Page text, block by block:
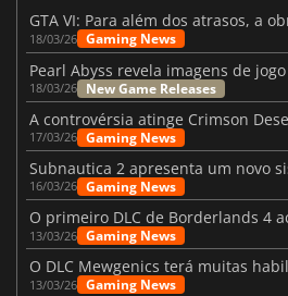
18/03/26 Gaming News
18/03/26 New Game Releases
17/03/26 Gaming News
16/03/26 Gaming News
13/03/26 Gaming News
O DLC Mewgenics terá muitas
13/03/26 Gaming News